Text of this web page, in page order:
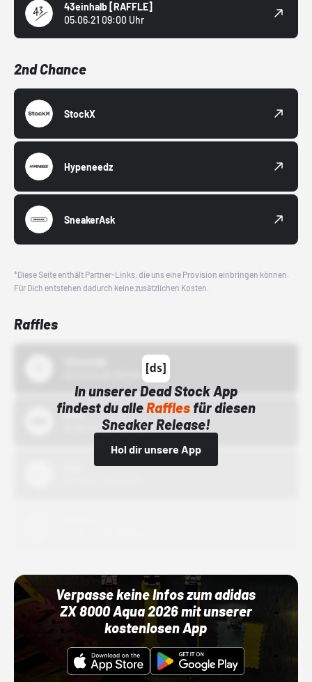
43einhalb [RAFFLE]
05.06.21 09:00 Uhr
2nd Chance
StockX
Hypeneedz
SneakerAsk
*Diese Seite enthält Partner-Links, die uns eine Provision einbringen können.
Für Dich entstehen dadurch keine zusätzlichen Kosten.
Raffles
In unserer Dead Stock App
findest du alleRafflesfür diesen
Sneaker Release!
Hol dir unsere App
Bstn
01.10.22 00:00 Uhr
Verpasse keine Infos zum adidas
ZX 8000 Aqua 2026 mit unserer
kostenlosen App